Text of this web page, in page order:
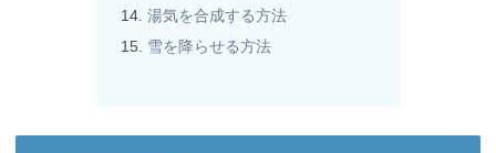
湯気を合成する方法
雪を降らせる方法